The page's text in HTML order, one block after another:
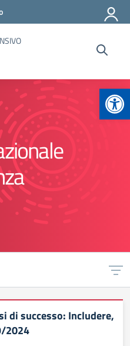
di successo: Includere,
2024